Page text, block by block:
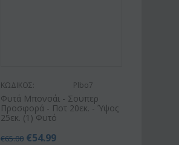
ΚΩΔΙΚΟΣ: Plbo7
Φυτά Μπονσάι - Σουπερ
Προσφορά - Ποτ 20εκ. - Ύψος
25εκ. (1) Φυτό
€65.00 €54.99